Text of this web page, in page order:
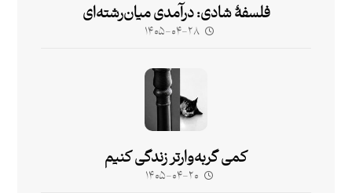
فلسفۀ شادی: درآمدی میان‌رشته‌ای
۱۴۰۵-۰۴-۲۸
کمی گربه‌وارتر زندگی کنیم
۱۴۰۵-۰۴-۲۰